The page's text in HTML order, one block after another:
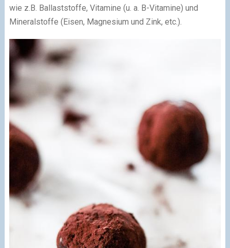
wie z.B. Ballaststoffe, Vitamine (u. a. B-Vitamine) und
Mineralstoffe (Eisen, Magnesium und Zink, etc.).